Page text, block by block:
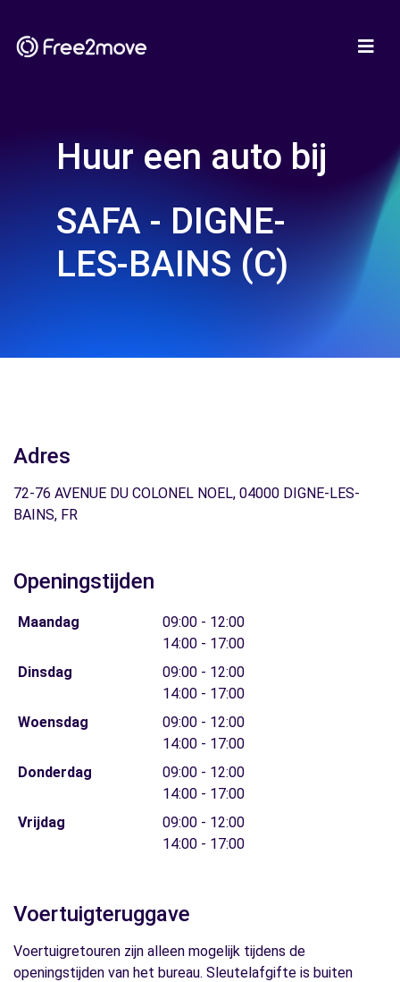
Huur een auto bij
SAFA - DIGNE-
LES-BAINS (C)
Adres
72-76 AVENUE DU COLONEL NOEL, 04000 DIGNE-LES-
BAINS, FR
Openingstijden
Maandag
09:00 - 12:00
14:00 - 17:00
Dinsdag
09:00 - 12:00
14:00 - 17:00
Woensdag
09:00 - 12:00
14:00 - 17:00
Donderdag
09:00 - 12:00
14:00 - 17:00
Vrijdag
09:00 - 12:00
14:00 - 17:00
Voertuigteruggave
Voertuigretouren zijn alleen mogelijk tijdens de
openingstijden van het bureau. Sleutelafgifte is buiten